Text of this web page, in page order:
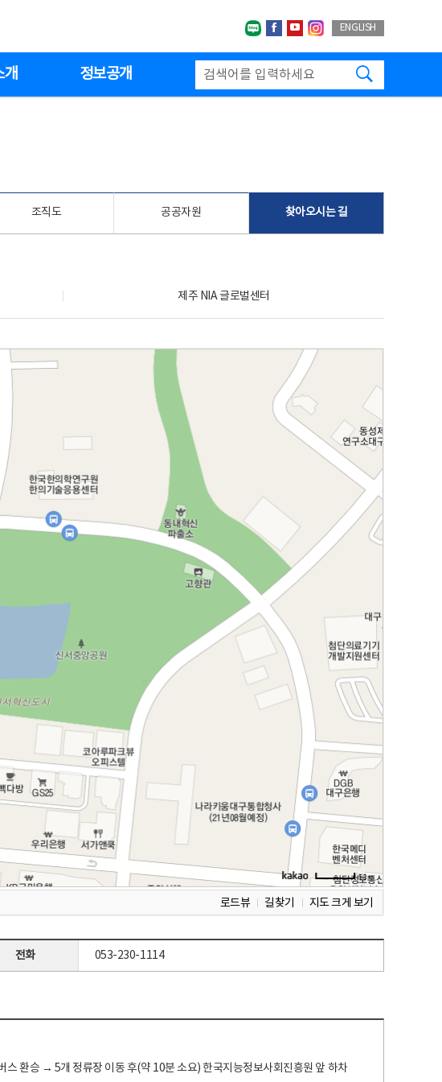
네이버블로그
페이스북
유투브인스타그랩
ENGLISH
개 정보공개
조직도 공공자원 찾아오시는 길
제주 NIA 글로벌센터
로드뷰 길찾기 지도 크게 보기
전화 053-230-1114
환승 → 5개 정류장 이동 후(약 10분 소요) 한국지능정보사회진흥원 앞 하차